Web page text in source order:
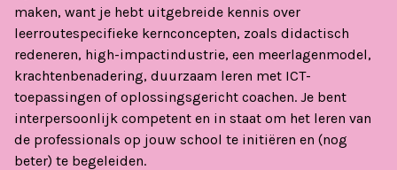
maken, want je hebt uitgebreide kennis over
leerroutespecifieke kernconcepten, zoals didactisch
redeneren, high-impactindustrie, een meerlagenmodel,
krachtenbenadering, duurzaam leren met ICT-
toepassingen of oplossingsgericht coachen. Je bent
interpersoonlijk competent en in staat om het leren van
de professionals op jouw school te initiëren en (nog
beter) te begeleiden.